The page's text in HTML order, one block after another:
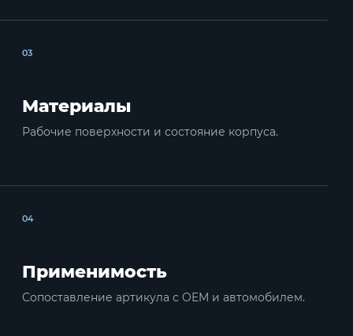
03
Материалы
Рабочие поверхности и состояние корпуса.
04
Применимость
Сопоставление артикула с OEM и автомобилем.